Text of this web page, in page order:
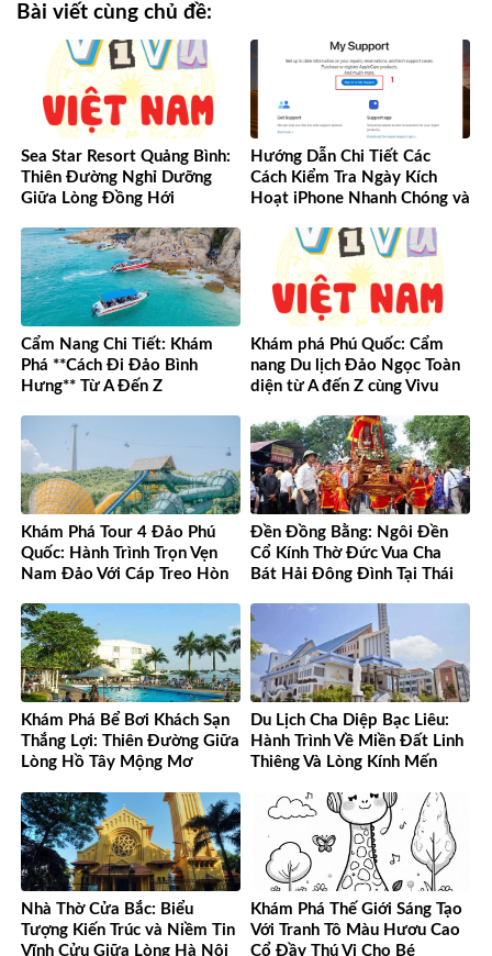
Bài viết cùng chủ đề:
Sea Star Resort Quảng Bình:
Thiên Đường Nghỉ Dưỡng
Giữa Lòng Đồng Hới
Hướng Dẫn Chi Tiết Các
Cách Kiểm Tra Ngày Kích
Hoạt iPhone Nhanh Chóng và
Cẩm Nang Chi Tiết: Khám
Phá **Cách Đi Đảo Bình
Hưng** Từ A Đến Z
Khám phá Phú Quốc: Cẩm
nang Du lịch Đảo Ngọc Toàn
diện từ A đến Z cùng Vivu
Khám Phá Tour 4 Đảo Phú
Quốc: Hành Trình Trọn Vẹn
Nam Đảo Với Cáp Treo Hòn
Đền Đồng Bằng: Ngôi Đền
Cổ Kính Thờ Đức Vua Cha
Bát Hải Đông Đình Tại Thái
Khám Phá Bể Bơi Khách Sạn
Thắng Lợi: Thiên Đường Giữa
Lòng Hồ Tây Mộng Mơ
Du Lịch Cha Diệp Bạc Liêu:
Hành Trình Về Miền Đất Linh
Thiêng Và Lòng Kính Mến
Nhà Thờ Cửa Bắc: Biểu
Tượng Kiến Trúc và Niềm Tin
Vĩnh Cửu Giữa Lòng Hà Nội
Khám Phá Thế Giới Sáng Tạo
Với Tranh Tô Màu Hươu Cao
Cổ Đầy Thú Vị Cho Bé